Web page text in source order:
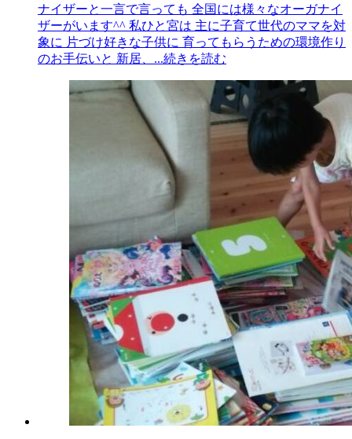
ナイザーと一言で言っても 全国には様々なオーガナイ
ザーがいます^^ 私ひと宮は 主に子育て世代のママを対
象に 片づけ好きな子供に 育ってもらうための環境作り
のお手伝いと 新居、 ...続きを読む